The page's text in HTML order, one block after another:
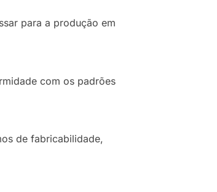
para a produção em
com os padrões
de fabricabilidade,